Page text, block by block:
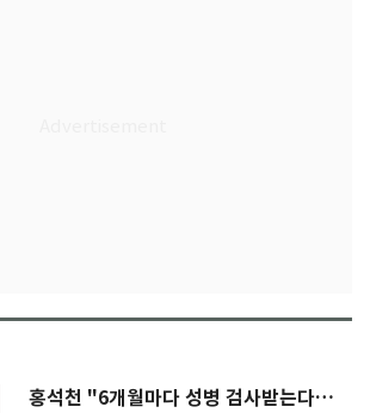
홍석천 "6개월마다 성병 검사받는다…